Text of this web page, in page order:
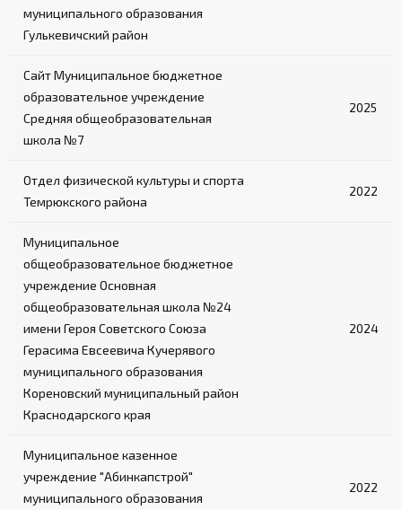
муниципального образования
Гулькевичский район
Сайт Муниципальное бюджетное
образовательное учреждение
Средняя общеобразовательная
школа №7
2025
Отдел физической культуры и спорта
Темрюкского района
2022
Муниципальное
общеобразовательное бюджетное
учреждение Основная
общеобразовательная школа №24
имени Героя Советского Союза
Герасима Евсеевича Кучерявого
муниципального образования
Кореновский муниципальный район
Краснодарского края
2024
Муниципальное казенное
учреждение "Абинкапстрой"
муниципального образования
2022